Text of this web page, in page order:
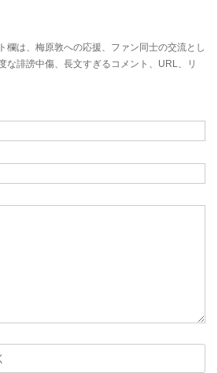
は、梅原敦への応援、ファン同士の交流とし
な誹謗中傷、長文すぎるコメント、URL、リ